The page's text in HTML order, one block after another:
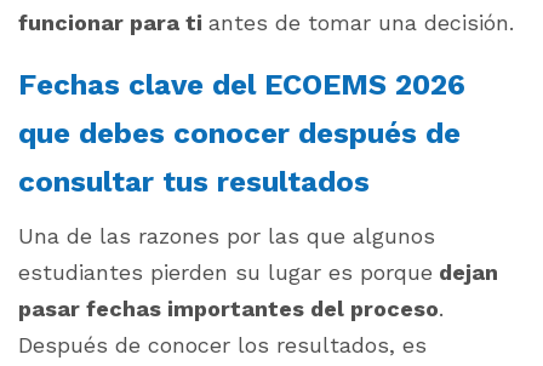
funcionar para ti antes de tomar una decisión.
Fechas clave del ECOEMS 2026
que debes conocer después de
consultar tus resultados
Una de las razones por las que algunos
estudiantes pierden su lugar es porque dejan
pasar fechas importantes del proceso.
Después de conocer los resultados, es